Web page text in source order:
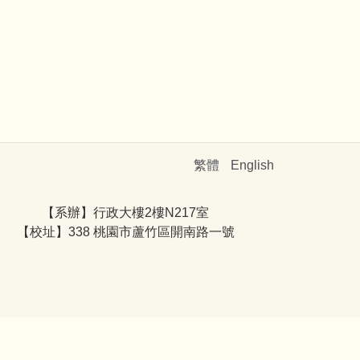
繁體 English
【系辦】行政大樓2樓N217室
【校址】338 桃園市蘆竹區開南路一號